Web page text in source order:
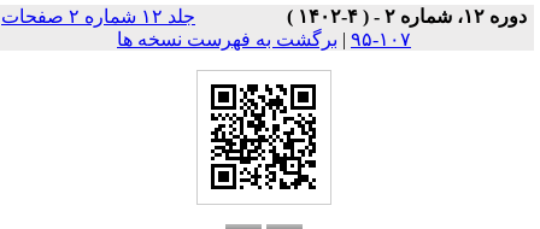
دوره ۱۲، شماره ۲ - ( ۴-۱۴۰۲ )
جلد ۱۲ شماره ۲ صفحات
۱۰۷-۹۵
| برگشت به فهرست نسخه ها